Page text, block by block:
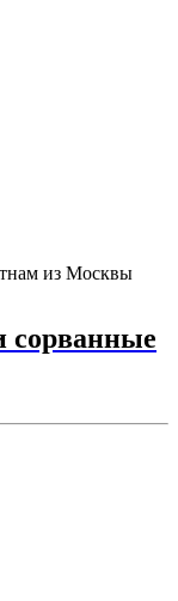
из Москвы
сорванные